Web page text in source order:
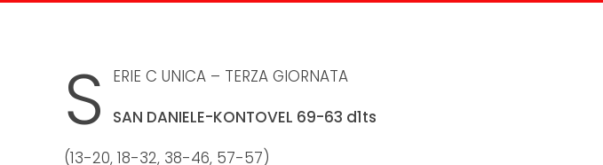
S
ERIE C UNICA – TERZA GIORNATA
SAN DANIELE-KONTOVEL 69-63 d1ts
(13-20, 18-32, 38-46, 57-57)